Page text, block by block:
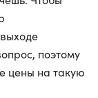
поэтому
цены на такую